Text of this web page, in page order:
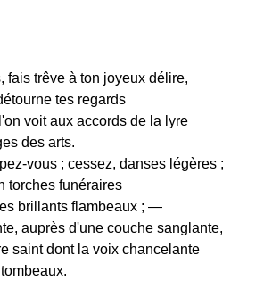
fais trêve à ton joyeux délire,
tes regards
voit aux accords de la lyre
des arts.
vous ; cessez, danses légères ;
torches funéraires
brillants flambeaux ; —
auprès d'une couche sanglante,
saint dont la voix chancelante